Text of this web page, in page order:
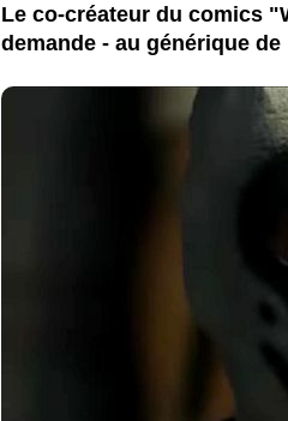
Le co-créateur du comics
demande - au générique